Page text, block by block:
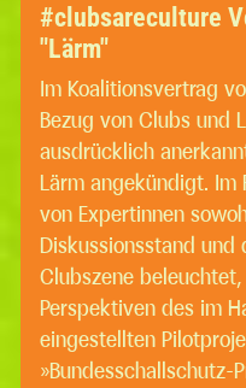
#clubsareculture
"Lärm"
Im Koalitionsvertrag
Bezug von Clubs und
ausdrücklich
Lärm angekündigt. Im
von Expertinnen
Diskussionsstand
Clubszene
Perspektiven des im
eingestellten
»Bundesschallschutz-